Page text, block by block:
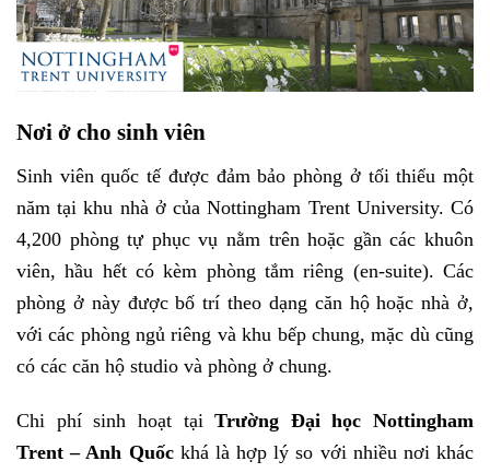
Nơi ở cho sinh viên
Sinh viên quốc tế được đảm bảo phòng ở tối thiểu một
năm tại khu nhà ở của Nottingham Trent University. Có
4,200 phòng tự phục vụ nằm trên hoặc gần các khuôn
viên, hầu hết có kèm phòng tắm riêng (en-suite). Các
phòng ở này được bố trí theo dạng căn hộ hoặc nhà ở,
với các phòng ngủ riêng và khu bếp chung, mặc dù cũng
có các căn hộ studio và phòng ở chung.
Chi phí sinh hoạt tạiTrường Đại học Nottingham
Trent – Anh Quốckhá là hợp lý so với nhiều nơi khác